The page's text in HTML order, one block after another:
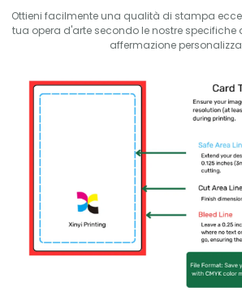
Ottieni facilmente una qualità di stampa
tua opera d'arte secondo le nostre specifiche
affermazione